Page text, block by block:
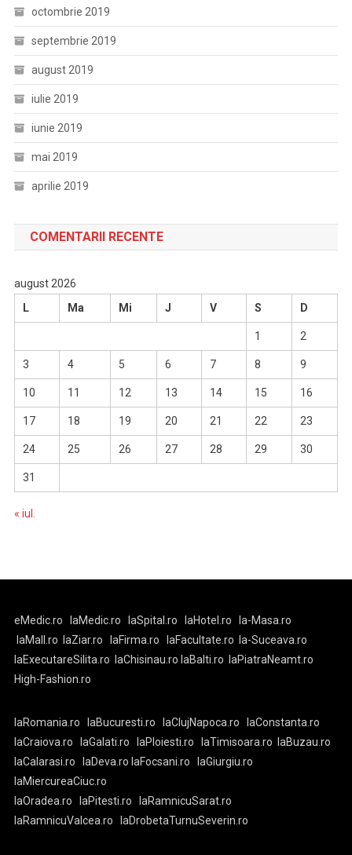
octombrie 2019
septembrie 2019
august 2019
iulie 2019
iunie 2019
mai 2019
aprilie 2019
COMENTARII RECENTE
august 2026
L
Ma Mi J V S D
1 2
3 4 5 6 7 8 9
10 11 12 13 14 15 16
17 18 19 20 21 22 23
24 25 26 27 28 29 30
31
« iul.
eMedic.ro laMedic.ro laSpital.ro laHotel.ro
la-Masa.ro
laMall.ro
laZiar.ro laFirma.ro laFacultate.ro
la-Suceava.ro
laExecutareSilita.ro
laChisinau.ro laBalti.ro
laPiatraNeamt.ro
High-Fashion.ro
laRomania.ro laBucuresti.ro laClujNapoca.ro
laConstanta.ro
laCraiova.ro
laGalati.ro laPloiesti.ro laTimisoara.ro
laBuzau.ro
laCalarasi.ro
laDeva.ro laFocsani.ro
laGiurgiu.ro
laMiercureaCiuc.ro
laOradea.ro
laPitesti.ro
laRamnicuSarat.ro
laRamnicuValcea.ro
laDrobetaTurnuSeverin.ro